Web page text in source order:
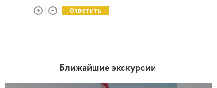
Ответить
Ближайшие экскурсии